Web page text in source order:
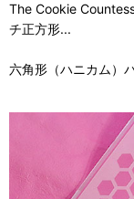
The Cookie
チ正方形...
六角形（ハニカム）